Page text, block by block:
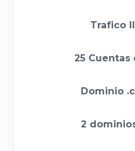
Trafico
25 Cuentas
Dominio
2